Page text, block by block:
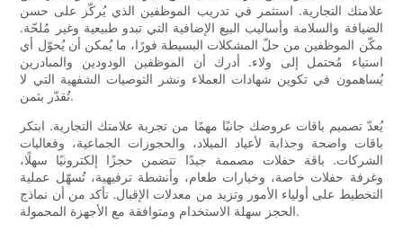
علامتك التجارية. استثمر في تدريب الموظفين الذي يُركّز على حسن
الضيافة والسلامة وأساليب البيع الإضافية التي تبدو طبيعية وغير مُلحّة.
مكّن الموظفين من حلّ المشكلات البسيطة فورًا، ما يُمكن أن يُحوّل أي
استياء مُحتمل إلى ولاء. أدرك أن الموظفين الودودين والمبادرين
يُساهمون في تكوين شهادات العملاء ونشر التوصيات الشفهية التي لا
تُقدّر بثمن.
يُعدّ تصميم باقات عروضك جانبًا مهمًا من تجربة علامتك التجارية. ابتكر
باقات واضحة وجذابة لأعياد الميلاد، والحجوزات الجماعية، وفعاليات
الشركات. باقة حفلات مصممة جيدًا تتضمن حجزًا إلكترونيًا سهلًا،
وغرفة حفلات خاصة، وخيارات طعام، وأنشطة ترفيهية، تُسهّل عملية
التخطيط على أولياء الأمور وتزيد من معدلات الإقبال. تأكد من أن نماذج
الحجز سهلة الاستخدام ومتوافقة مع الأجهزة المحمولة.